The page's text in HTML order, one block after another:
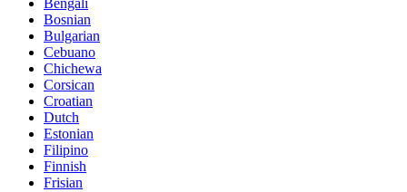
Bengali
Bosnian
Bulgarian
Cebuano
Chichewa
Corsican
Croatian
Dutch
Estonian
Filipino
Finnish
Frisian